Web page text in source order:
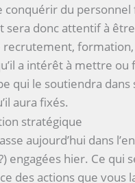
conquérir du
sera donc attentif à
recrutement,
a intérêt à mettre
qui le soutiendra
aura fixés.
stratégique
aujourd’hui dans
engagées hier. Ce qui
des actions que vous